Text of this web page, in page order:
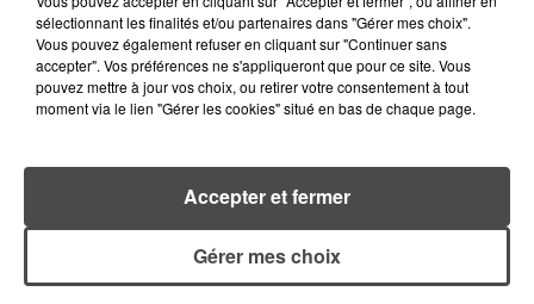
RECEVEZ LES ALERTES INFOS DE LA RÉDACTION
EN TÉLÉCHARGEANT L'APPLICATION MOBILE
sélectionnant les finalités et/ou partenaires dans "Gérer mes choix".
Vous pouvez également refuser en cliquant sur "Continuer sans
accepter". Vos préférences ne s'appliqueront que pour ce site. Vous
pouvez mettre à jour vos choix, ou retirer votre consentement à tout
moment via le lien "Gérer les cookies" situé en bas de chaque page.
Gérer mes choix
Accepter et fermer